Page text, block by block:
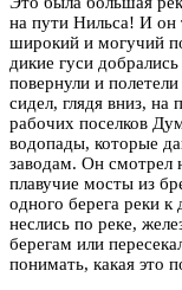
на пути Нильса! И он
широкий и могучий
дикие гуси
повернули и
сидел, глядя вниз,
рабочих поселков
водопады, которые
заводам. Он смотрел
плавучие мосты из
одного берега реки
неслись по реке,
берегам или
понимать, какая это